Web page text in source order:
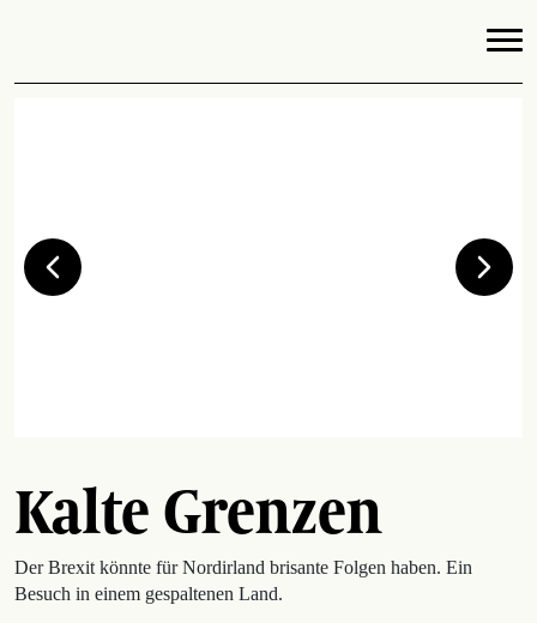
Kalte Grenzen
Der Brexit könnte für Nordirland brisante Folgen haben. Ein
Besuch in einem gespaltenen Land.